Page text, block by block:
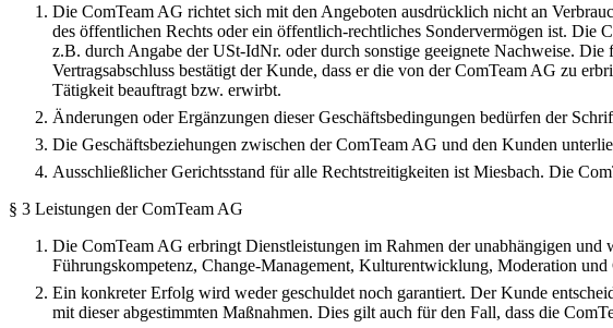
Die ComTeam AG richtet sich mit den Angeboten ausdrücklich nicht an
des öffentlichen Rechts oder ein öffentlich-rechtliches Sondervermögen ist. Die
z.B. durch Angabe der USt-IdNr. oder durch sonstige geeignete Nachweise.
Vertragsabschluss bestätigt der Kunde, dass er die von der ComTeam AG zu
Tätigkeit beauftragt bzw. erwirbt.
Änderungen oder Ergänzungen dieser Geschäftsbedingungen bedürfen der
Die Geschäftsbeziehungen zwischen der ComTeam AG und den Kunden
Ausschließlicher Gerichtsstand für alle Rechtstreitigkeiten ist Miesbach. Die
§ 3 Leistungen der ComTeam AG
Die ComTeam AG erbringt Dienstleistungen im Rahmen der unabhängigen
Führungskompetenz, Change-Management, Kulturentwicklung, Moderation und
Ein konkreter Erfolg wird weder geschuldet noch garantiert. Der Kunde
mit dieser abgestimmten Maßnahmen. Dies gilt auch für den Fall, dass die